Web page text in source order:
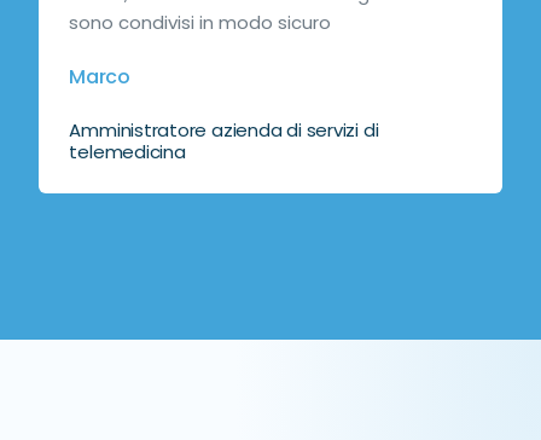
sono condivisi in modo sicuro
Marco
Amministratore azienda di servizi di
telemedicina